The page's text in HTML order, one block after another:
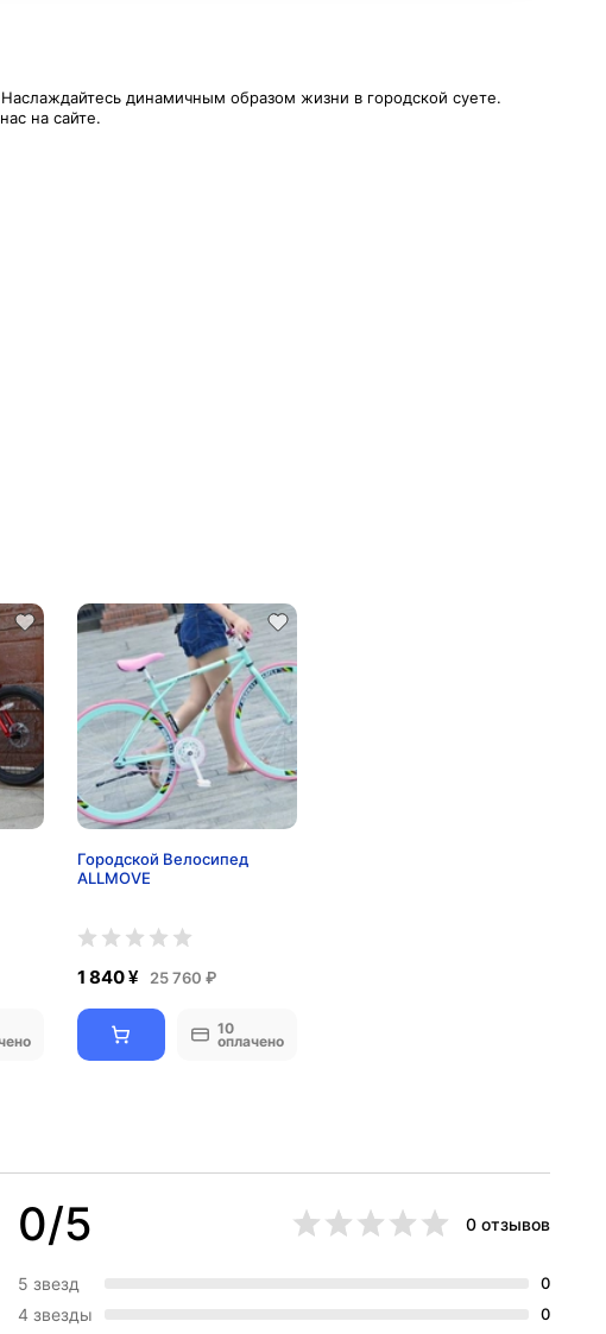
динамичным образом жизни в городской суете.
на сайте.
Городской Велосипед
ALLMOVE
1 840 ¥ 25 760 ₽
10
оплачено
0/5 0 отзывов
5 звезд 0
4 звезды 0